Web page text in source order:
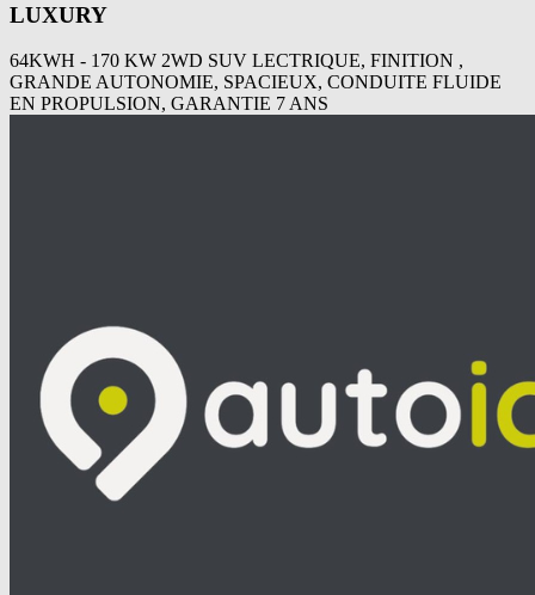
LUXURY
64KWH - 170 KW 2WD SUV LECTRIQUE, FINITION ,
GRANDE AUTONOMIE, SPACIEUX, CONDUITE FLUIDE
EN PROPULSION, GARANTIE 7 ANS